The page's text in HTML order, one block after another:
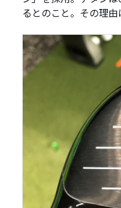
るとのこと。その理